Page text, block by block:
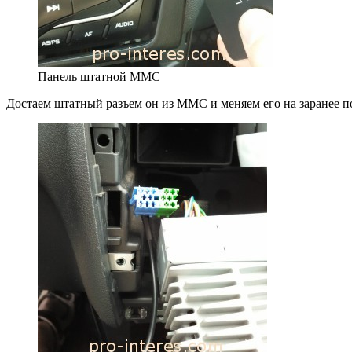
Панель штатной ММС
Достаем штатный разъем он из ММС и меняем его на заранее